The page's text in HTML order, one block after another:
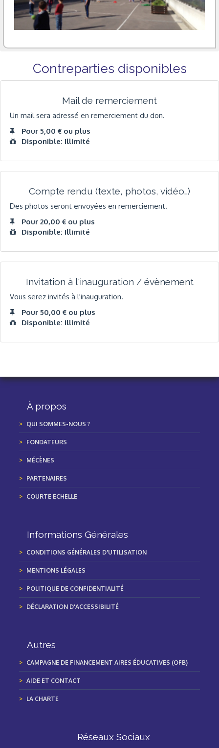
Contreparties disponibles
Mail de remerciement
Un mail sera adressé en remerciement du don.
Pour 5,00 € ou plus
Disponible: Illimité
Compte rendu (texte, photos, vidéo…)
Des photos seront envoyées en remerciement.
Pour 20,00 € ou plus
Disponible: Illimité
Invitation à l'inauguration / évènement
Vous serez invités à l'inauguration.
Pour 50,00 € ou plus
Disponible: Illimité
À propos
QUI SOMMES-NOUS ?
FONDATEURS
MÉCÈNES
PARTENAIRES
COURTE ECHELLE
Informations Générales
CONDITIONS GÉNÉRALES D'UTILISATION
MENTIONS LÉGALES
POLITIQUE DE CONFIDENTIALITÉ
DÉCLARATION D'ACCESSIBILITÉ
Autres
CAMPAGNE DE FINANCEMENT AIRES ÉDUCATIVES (OFB)
AIDE ET CONTACT
LA CHARTE
Réseaux Sociaux